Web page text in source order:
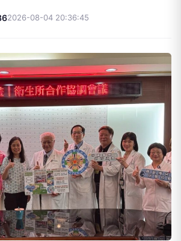
2026-08-04 20:36:45